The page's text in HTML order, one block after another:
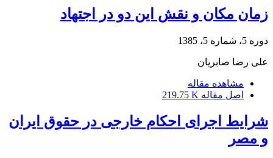
زمان مکان و نقش این دو در اجتهاد
دوره 5، شماره 5، 1385
علی رضا صابریان
مشاهده مقاله
اصل مقاله 219.75 K
شرایط اجرای احکام خارجی در حقوق ایران
و مصر